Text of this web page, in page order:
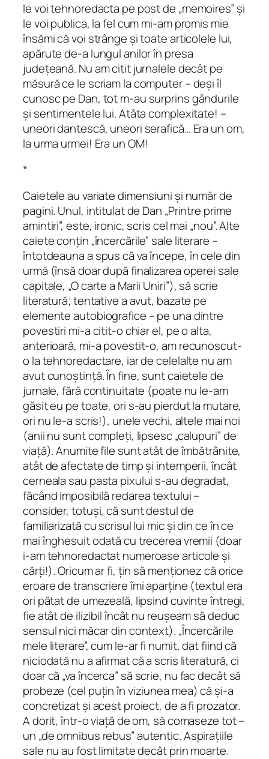
le voi tehnoredacta pe post de „memoires” și
le voi publica, la fel cum mi-am promis mie
însămi că voi strânge și toate articolele lui,
apărute de-a lungul anilor în presa
județeană. Nu am citit jurnalele decât pe
măsură ce le scriam la computer – deși îl
cunosc pe Dan, tot m-au surprins gândurile
și sentimentele lui. Atâta complexitate! –
uneori dantescă, uneori serafică… Era un om,
la urma urmei! Era un OM!
*
Caietele au variate dimensiuni și număr de
pagini. Unul, intitulat de Dan „Printre prime
amintiri”, este, ironic, scris cel mai „nou”. Alte
caiete conțin „încercările” sale literare –
întotdeauna a spus că va începe, în cele din
urmă (însă doar după finalizarea operei sale
capitale, „O carte a Marii Uniri”), să scrie
literatură; tentative a avut, bazate pe
elemente autobiografice – pe una dintre
povestiri mi-a citit-o chiar el, pe o alta,
anterioară, mi-a povestit-o, am recunoscut-
o la tehnoredactare, iar de celelalte nu am
avut cunoștință. În fine, sunt caietele de
jurnale, fără continuitate (poate nu le-am
găsit eu pe toate, ori s-au pierdut la mutare,
ori nu le-a scris!), unele vechi, altele mai noi
(anii nu sunt compleți, lipsesc „calupuri” de
viață). Anumite file sunt atât de îmbătrânite,
atât de afectate de timp și intemperii, încât
cerneala sau pasta pixului s-au degradat,
făcând imposibilă redarea textului –
consider, totuși, că sunt destul de
familiarizată cu scrisul lui mic și din ce în ce
mai înghesuit odată cu trecerea vremii (doar
i-am tehnoredactat numeroase articole și
cărți!). Oricum ar fi, țin să menționez că orice
eroare de transcriere îmi aparține (textul era
ori pătat de umezeală, lipsind cuvinte întregi,
fie atât de ilizibil încât nu reușeam să deduc
sensul nici măcar din context). „Încercările
mele literare”, cum le-ar fi numit, dat fiind că
niciodată nu a afirmat că a scris literatură, ci
doar că „va încerca” să scrie, nu fac decât să
probeze (cel puțin în viziunea mea) că și-a
concretizat și acest proiect, de a fi prozator.
A dorit, într-o viață de om, să comaseze tot –
un „de omnibus rebus” autentic. Aspirațiile
sale nu au fost limitate decât prin moarte.